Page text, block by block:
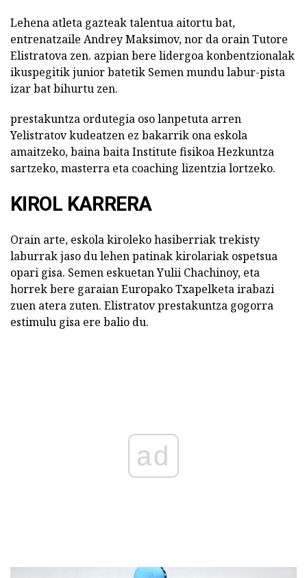
Lehena atleta gazteak talentua aitortu bat,
entrenatzaile Andrey Maksimov, nor da orain Tutore
Elistratova zen. azpian bere lidergoa konbentzionalak
ikuspegitik junior batetik Semen mundu labur-pista
izar bat bihurtu zen.
prestakuntza ordutegia oso lanpetuta arren
Yelistratov kudeatzen ez bakarrik ona eskola
amaitzeko, baina baita Institute fisikoa Hezkuntza
sartzeko, masterra eta coaching lizentzia lortzeko.
KIROL KARRERA
Orain arte, eskola kiroleko hasiberriak trekisty
laburrak jaso du lehen patinak kirolariak ospetsua
opari gisa. Semen eskuetan Yulii Chachinoy, eta
horrek bere garaian Europako Txapelketa irabazi
zuen atera zuten. Elistratov prestakuntza gogorra
estimulu gisa ere balio du.
ad